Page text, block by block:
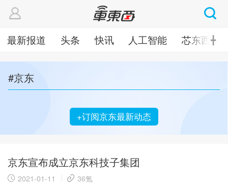
最新报道 头条 快讯 人工智能 芯东西 ╋
#京东
+订阅京东最新动态
京东宣布成立京东科技子集团
2021-01-11 36氪